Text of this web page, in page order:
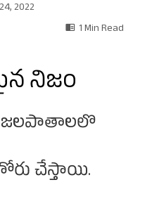
2022
1 Min Read
నిజం
జలపాతాలలొ
హోరు చేస్తాయి.